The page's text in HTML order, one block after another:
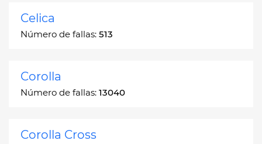
Celica
Número de fallas: 513
Corolla
Número de fallas: 13040
Corolla Cross